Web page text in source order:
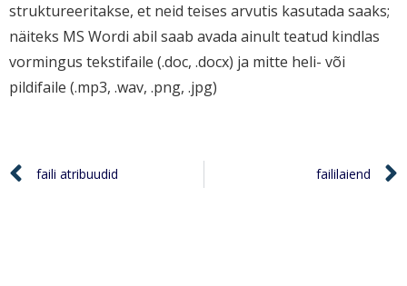
struktureeritakse, et neid teises arvutis kasutada saaks;
näiteks MS Wordi abil saab avada ainult teatud kindlas
vormingus tekstifaile (.doc, .docx) ja mitte heli- või
pildifaile (.mp3, .wav, .png, .jpg)
faili atribuudid faililaiend